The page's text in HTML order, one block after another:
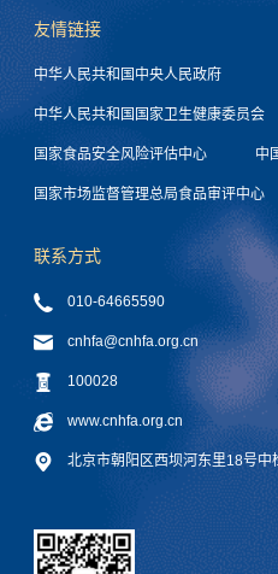
友情链接
中华人民共和国中央人民政府
中华人民共和国国家卫生健康委员会
国家食品安全风险评估中心 中
国家市场监督管理总局食品审评中心
联系方式
010-64665590
cnhfa@cnhfa.org.cn
100028
www.cnhfa.org.cn
北京市朝阳区西坝河东里18号中